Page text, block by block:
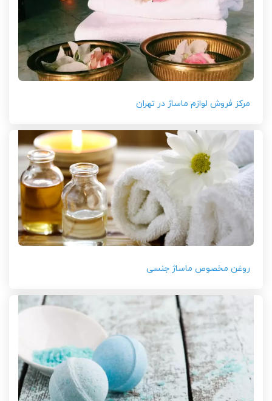
مرکز فروش لوازم ماساژ در تهران
روغن مخصوص ماساژ جنسی